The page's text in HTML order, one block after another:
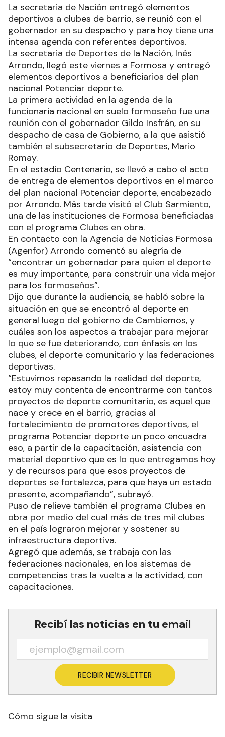
La secretaria de Nación entregó elementos
deportivos a clubes de barrio, se reunió con el
gobernador en su despacho y para hoy tiene una
intensa agenda con referentes deportivos.
La secretaria de Deportes de la Nación, Inés
Arrondo, llegó este viernes a Formosa y entregó
elementos deportivos a beneficiarios del plan
nacional Potenciar deporte.
La primera actividad en la agenda de la
funcionaria nacional en suelo formoseño fue una
reunión con el gobernador Gildo Insfrán, en su
despacho de casa de Gobierno, a la que asistió
también el subsecretario de Deportes, Mario
Romay.
En el estadio Centenario, se llevó a cabo el acto
de entrega de elementos deportivos en el marco
del plan nacional Potenciar deporte, encabezado
por Arrondo. Más tarde visitó el Club Sarmiento,
una de las instituciones de Formosa beneficiadas
con el programa Clubes en obra.
En contacto con la Agencia de Noticias Formosa
(Agenfor) Arrondo comentó su alegría de
“encontrar un gobernador para quien el deporte
es muy importante, para construir una vida mejor
para los formoseños”.
Dijo que durante la audiencia, se habló sobre la
situación en que se encontró al deporte en
general luego del gobierno de Cambiemos, y
cuáles son los aspectos a trabajar para mejorar
lo que se fue deteriorando, con énfasis en los
clubes, el deporte comunitario y las federaciones
deportivas.
“Estuvimos repasando la realidad del deporte,
estoy muy contenta de encontrarme con tantos
proyectos de deporte comunitario, es aquel que
nace y crece en el barrio, gracias al
fortalecimiento de promotores deportivos, el
programa Potenciar deporte un poco encuadra
eso, a partir de la capacitación, asistencia con
material deportivo que es lo que entregamos hoy
y de recursos para que esos proyectos de
deportes se fortalezca, para que haya un estado
presente, acompañando”, subrayó.
Puso de relieve también el programa Clubes en
obra por medio del cual más de tres mil clubes
en el país lograron mejorar y sostener su
infraestructura deportiva.
Agregó que además, se trabaja con las
federaciones nacionales, en los sistemas de
competencias tras la vuelta a la actividad, con
capacitaciones.
Recibí las noticias en tu email
RECIBIR NEWSLETTER
Cómo sigue la visita